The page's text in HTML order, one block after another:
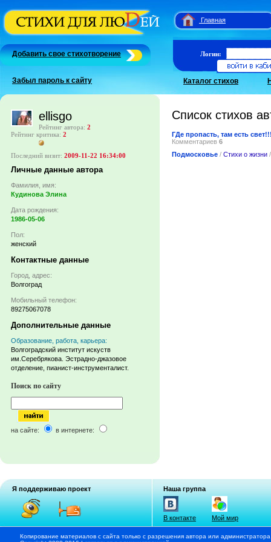
Главная
Добавить свое стихотворение
Забыл пароль к сайту
Логин:
Каталог стихов
ellisgo
Рейтинг автора: 2
Рейтинг критика: 2
Последний визит: 2009-11-22 16:34:00
Личные данные автора
Фамилия, имя:
Кудинова Элина
Дата рождения:
1986-05-06
Пол:
женский
Контактные данные
Город, адрес:
Волгоград
Мобильный телефон:
89275067078
Дополнительные данные
Образование, работа, карьера:
Волгоградский институт искуств
им.Серебрякова. Эстрадно-джазовое
отделение, пианист-инструменталист.
Поиск по сайту
на сайте: в интернете:
Список стихов
ГДе пропасть, там есть
Комментариев 6
Подмосковье / Стихи о жизни
Я поддерживаю проект Наша группа
В контакте Мой мир
Копирование материалов с сайта только с разрешения автора или